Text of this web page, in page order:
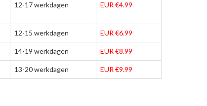
12-17 werkdagen EUR €4.99
12-15 werkdagen EUR €6.99
14-19 werkdagen EUR €8.99
13-20 werkdagen EUR €9.99